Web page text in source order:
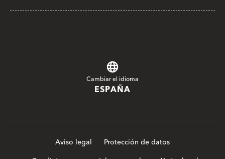
Cambiar el idioma
ESPAÑA
Aviso legal
Protección de datos